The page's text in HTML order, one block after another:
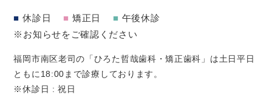
■ 休診日 ■ 矯正日 ■ 午後休診
※お知らせをご確認ください
福岡市南区老司の「ひろた哲哉歯科・矯正歯科」は土日平日
ともに18:00まで診療しております。
※休診日 : 祝日